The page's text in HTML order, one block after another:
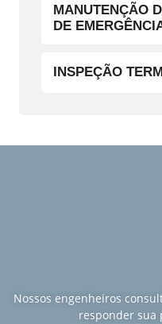
MANUTENÇÃO
DE
INSPEÇÃO
Nossos engenheiros
responder sua